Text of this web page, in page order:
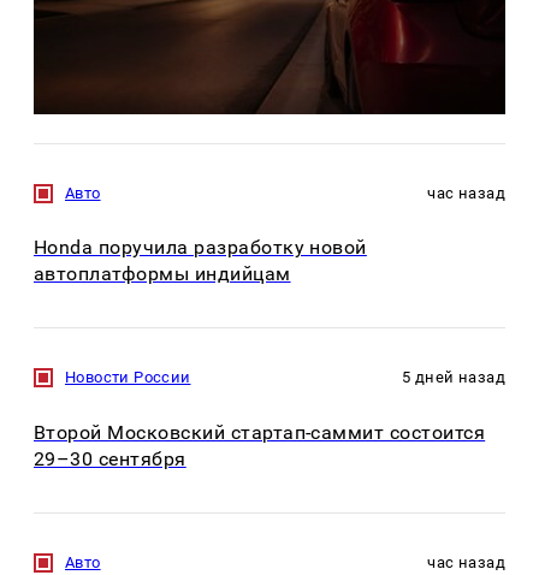
Авто час назад
Honda поручила разработку новой
автоплатформы индийцам
Новости России 5 дней назад
Второй Московский стартап-саммит состоится
29–30 сентября
Авто час назад